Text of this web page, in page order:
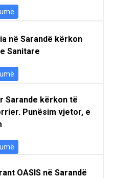
në Sarandë kërkon
Sanitare
Sarande kërkon të
Punësim vjetor, e
OASIS në Sarandë